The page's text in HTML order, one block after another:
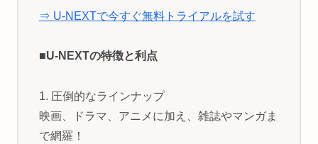
⇒ U-NEXTで今すぐ無料トライアルを試す
■U-NEXTの特徴と利点
1. 圧倒的なラインナップ
映画、ドラマ、アニメに加え、雑誌やマンガま
で網羅！